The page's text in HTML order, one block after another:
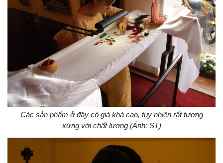
Các sản phẩm ở đây có giá khá cao, tuy nhiên rất tương
xứng với chất lượng (Ảnh: ST)